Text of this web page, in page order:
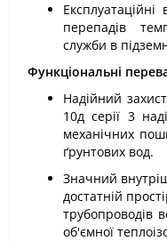
Експлуатаційні
перепадів
служби в
Функціональні
Надійний
10д серії 3
механічних
ґрунтових вод.
Значний
достатній
трубопроводів
об'ємної